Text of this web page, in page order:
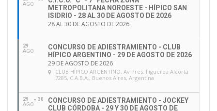
AGO
METROPOLITANA NOROESTE - HÍPICO SAN
ISIDRIO - 28 AL 30 DE AGOSTO DE 2026
28 AL 30 DE AGOSTO DE 2026
29
AGO
CONCURSO DE ADIESTRAMIENTO - CLUB
HÍPICO ARGENTINO - 29 DE AGOSTO DE 2026
29 DE AGOSTO DE 2026
CLUB HÍPICO ARGENTINO, Av Pres. Figueroa Alcorta
7285, C.A.B.A., Buenos Aires, Argentina
29
AGO
30
CONCURSO DE ADIESTRAMIENTO - JOCKEY
CLUB CÓRDOBA - 29 Y 30 DE AGOSTO DE